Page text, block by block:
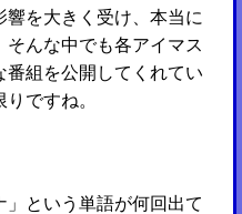
を大きく受け、本当に
んな中でも各アイマス
組を公開してくれてい
ですね。
という単語が何回出て